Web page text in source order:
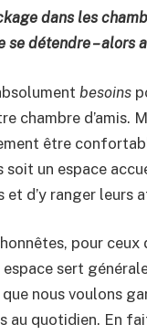
dans les
se détendre – alors
besoins
chambre d’amis.
être
soit un espace
et d’y ranger leurs
pour ceux
espace sert
nous voulons
au quotidien. En